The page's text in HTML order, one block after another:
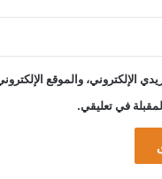
الإلكتروني، والموقع
في تعليقي.